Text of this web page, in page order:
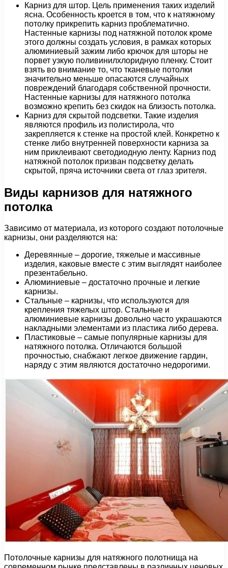
Карниз для штор. Цель применения таких изделий
ясна. Особенность кроется в том, что к натяжному
потолку прикрепить карниз проблематично.
Настенные карнизы под натяжной потолок кроме
этого должны создать условия, в рамках которых
алюминиевый зажим либо крючок для шторы не
порвет узкую поливинилхлоридную пленку. Стоит
взять во внимание то, что тканевые потолки
значительно меньше опасаются случайных
повреждений благодаря собственной прочности.
Настенные карнизы для натяжного потолка
возможно крепить без скидок на близость потолка.
Карниз для скрытой подсветки. Такие изделия
являются профиль из полистирола, что
закрепляется к стенке на простой клей. Конкретно к
стенке либо внутренней поверхности карниза за
ним приклеивают светодиодную ленту. Карниз под
натяжной потолок призван подсветку делать
скрытой, пряча источники света от глаз зрителя.
Виды карнизов для натяжного
потолка
Зависимо от материала, из которого создают потолочные
карнизы, они разделяются на:
Деревянные – дорогие, тяжелые и массивные
изделия, каковые вместе с этим выглядят наиболее
презентабельно.
Алюминиевые – достаточно прочные и легкие
карнизы.
Стальные – карнизы, что используются для
крепления тяжелых штор. Стальные и
алюминиевые карнизы довольно часто украшаются
накладными элементами из пластика либо дерева.
Пластиковые – самые популярные карнизы для
натяжного потолка. Отличаются большой
прочностью, снабжают легкое движение гардин,
наряду с этим являются достаточно недорогими.
Потолочные карнизы для натяжного полотнища на